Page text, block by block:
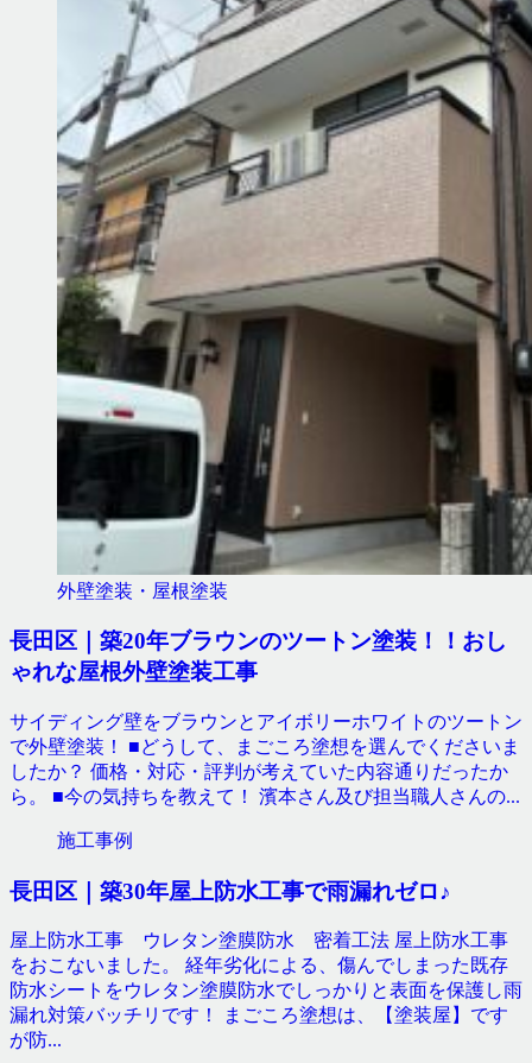
外壁塗装・屋根塗装
長田区｜築20年ブラウンのツートン塗装！！おし
ゃれな屋根外壁塗装工事
サイディング壁をブラウンとアイボリーホワイトのツートン
で外壁塗装！ ■どうして、まごころ塗想を選んでくださいま
したか？ 価格・対応・評判が考えていた内容通りだったか
ら。 ■今の気持ちを教えて！ 濱本さん及び担当職人さんの...
施工事例
長田区｜築30年屋上防水工事で雨漏れゼロ♪
屋上防水工事 ウレタン塗膜防水 密着工法 屋上防水工事
をおこないました。 経年劣化による、傷んでしまった既存
防水シートをウレタン塗膜防水でしっかりと表面を保護し雨
漏れ対策バッチリです！ まごころ塗想は、【塗装屋】です
が防...